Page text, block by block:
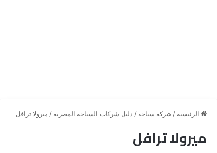
الرئيسية / شركة سياحة / دليل شركات السياحة المصرية / ميرولا ترافل
ميرولا ترافل